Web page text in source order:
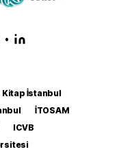
•
Kitap İstanbul
İTOSAM
ICVB